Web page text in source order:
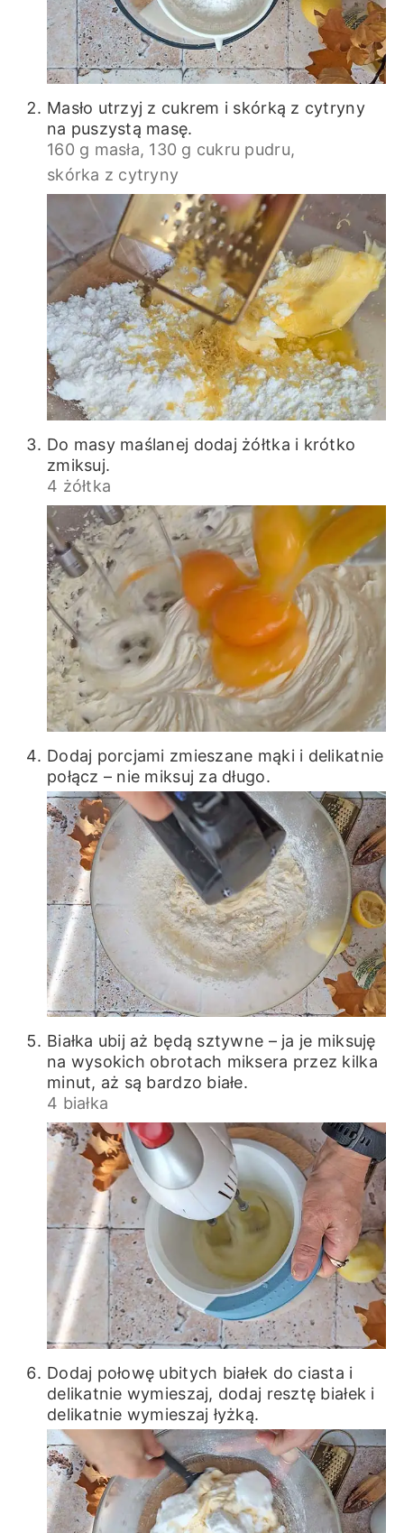
Masło utrzyj z cukrem i skórką z cytryny
na puszystą masę.
160 g masła, 130 g cukru pudru,
skórka z cytryny
Do masy maślanej dodaj żółtka i krótko
zmiksuj.
4 żółtka
Dodaj porcjami zmieszane mąki i delikatnie
połącz – nie miksuj za długo.
Białka ubij aż będą sztywne – ja je miksuję
na wysokich obrotach miksera przez kilka
minut, aż są bardzo białe.
4 białka
Dodaj połowę ubitych białek do ciasta i
delikatnie wymieszaj, dodaj resztę białek i
delikatnie wymieszaj łyżką.